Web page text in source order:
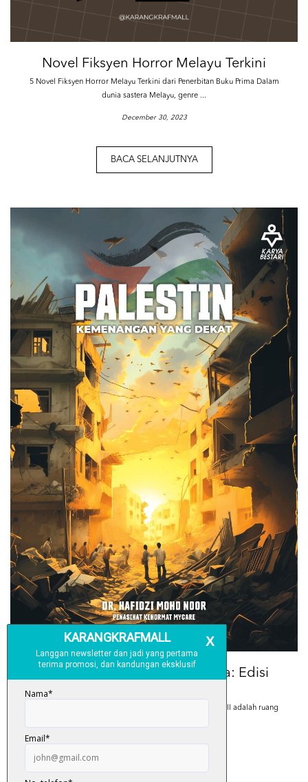
Novel Fiksyen Horror Melayu Terkini
5 Novel Fiksyen Horror Melayu Terkini dari Penerbitan Buku Prima Dalam
dunia sastera Melayu, genre ...
December 30, 2023
BACA SELANJUTNYA
5 Buku Yang Anda Harus Baca: Edisi
5 Buku Yang Anda Harus Baca: Edisi 2024 Karangkraf Mall adalah ruang
December 14, 2023